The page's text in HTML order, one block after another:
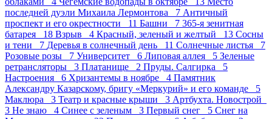
последней дуэли Михаила Лермонтова 7 Античный
проспект и его окрестности 11 Башни 7 365-я зенитная
батарея 18 Взрыв 4 Красный, зеленый и желтый 13 Сосны
и тени 7 Деревья в солнечный день 11 Солнечные листья 7
Розовые розы 7 Университет 6 Липовая аллея 5 Зеленые
ретрансляторы 3 Платанище 2 Пруды. Салгирка 5
Настроения 6 Хризантемы в ноябре 4 Памятник
Александру Казарскому, бригу «Меркурий» и его команде 5
Маклюра 3 Театр и красные крыши 3 Артбухта. Новострой
3 Не знаю 4 Синее с зеленым 3 Первый снег 5 Снег на